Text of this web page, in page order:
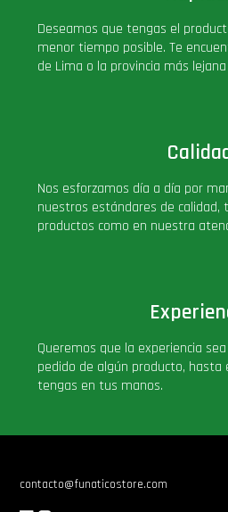
PLUS!
Plush
Pop Rides
PRÓXIMAMENTE
Deseamos que tengas el
menor tiempo posible. Te
de Lima o la provincia más
Nos esforzamos día a día por
nuestros estándares de
productos como en nuestra
Queremos que la experiencia
pedido de algún producto,
tengas en tus manos.
contacto@funaticostore.com